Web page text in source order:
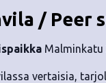
/ Peer
Malminkatu
vertaisia,